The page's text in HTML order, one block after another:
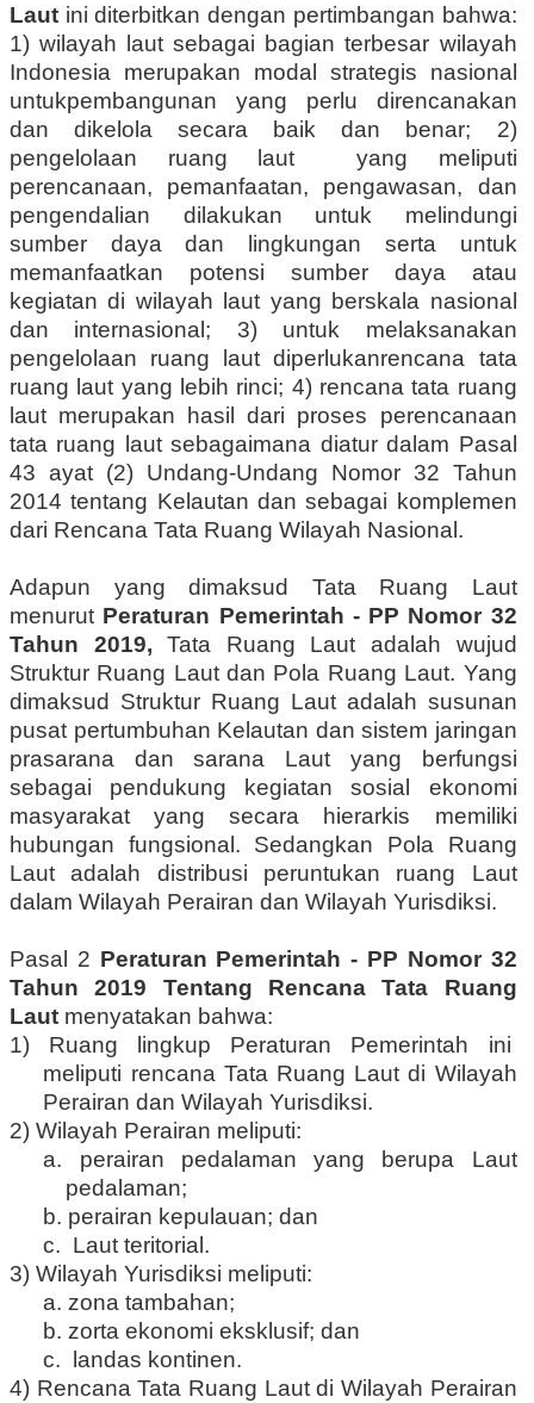
Laut ini diterbitkan dengan pertimbangan bahwa:
1) wilayah laut sebagai bagian terbesar wilayah
Indonesia merupakan modal strategis nasional
untukpembangunan yang perlu direncanakan
dan dikelola secara baik dan benar; 2)
pengelolaan ruang laut yang meliputi
perencanaan, pemanfaatan, pengawasan, dan
pengendalian dilakukan untuk melindungi
sumber daya dan lingkungan serta untuk
memanfaatkan potensi sumber daya atau
kegiatan di wilayah laut yang berskala nasional
dan internasional; 3) untuk melaksanakan
pengelolaan ruang laut diperlukanrencana tata
ruang laut yang lebih rinci; 4) rencana tata ruang
laut merupakan hasil dari proses perencanaan
tata ruang laut sebagaimana diatur dalam Pasal
43 ayat (2) Undang-Undang Nomor 32 Tahun
2014 tentang Kelautan dan sebagai komplemen
dari Rencana Tata Ruang Wilayah Nasional.
Adapun yang dimaksud Tata Ruang Laut
menurut Peraturan Pemerintah - PP Nomor 32
Tahun 2019, Tata Ruang Laut adalah wujud
Struktur Ruang Laut dan Pola Ruang Laut. Yang
dimaksud Struktur Ruang Laut adalah susunan
pusat pertumbuhan Kelautan dan sistem jaringan
prasarana dan sarana Laut yang berfungsi
sebagai pendukung kegiatan sosial ekonomi
masyarakat yang secara hierarkis memiliki
hubungan fungsional. Sedangkan Pola Ruang
Laut adalah distribusi peruntukan ruang Laut
dalam Wilayah Perairan dan Wilayah Yurisdiksi.
Pasal 2 Peraturan Pemerintah - PP Nomor 32
Tahun 2019 Tentang Rencana Tata Ruang
Laut menyatakan bahwa:
1) Ruang lingkup Peraturan Pemerintah ini
meliputi rencana Tata Ruang Laut di Wilayah
Perairan dan Wilayah Yurisdiksi.
2) Wilayah Perairan meliputi:
a. perairan pedalaman yang berupa Laut
pedalaman;
b. perairan kepulauan; dan
c. Laut teritorial.
3) Wilayah Yurisdiksi meliputi:
a. zona tambahan;
b. zorta ekonomi eksklusif; dan
c. landas kontinen.
4) Rencana Tata Ruang Laut di Wilayah Perairan